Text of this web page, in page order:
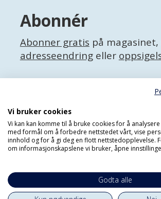
Abonnér
Abonner gratis på
adresseendringeller
Facebook
Personvernerklæring
Vi bruker cookies
Vi kan kan komme til å bruke cookies for å
med formål om å forbedre nettstedet vårt, vise
innhold og for å gi deg en flott nettstedopplevelse.
om informasjonskapslene vi bruker, åpne
Godta alle